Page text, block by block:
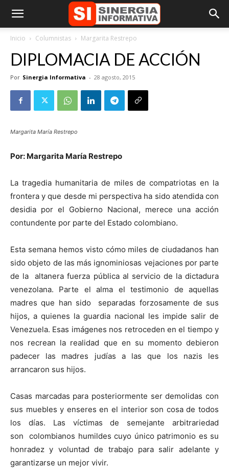
Inicio Columnistas Margarita Restrepo
DIPLOMACIA DE ACCIÓN
Por Sinergia Informativa - 28 agosto, 2015
Margarita María Restrepo
Por: Margarita María Restrepo
La tragedia humanitaria de miles de compatriotas en la
frontera y que desde mi perspectiva ha sido atendida con
desidia por el Gobierno Nacional, merece una acción
contundente por parte del Estado colombiano.
Esta semana hemos visto cómo miles de ciudadanos han
sido objeto de las más ignominiosas vejaciones por parte
de la altanera fuerza pública al servicio de la dictadura
venezolana. Parte el alma el testimonio de aquellas
madres que han sido separadas forzosamente de sus
hijos, a quienes la guardia nacional les impide salir de
Venezuela. Esas imágenes nos retroceden en el tiempo y
nos recrean la realidad que en su momento debieron
padecer las madres judías a las que los nazis les
arrancaron sus hijos.
Casas marcadas para posteriormente ser demolidas con
sus muebles y enseres en el interior son cosa de todos
los días. Las víctimas de semejante arbitrariedad
son colombianos humildes cuyo único patrimonio es su
honradez y voluntad de trabajo para salir adelante y
garantizarse un mejor vivir.